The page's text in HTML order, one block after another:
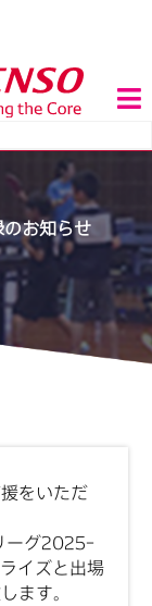
お知らせ
をいただ
ーグ2025ｰ
イズと出場
ます。